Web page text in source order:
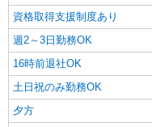
資格取得支援制度あり
週2～3日勤務OK
16時前退社OK
土日祝のみ勤務OK
夕方